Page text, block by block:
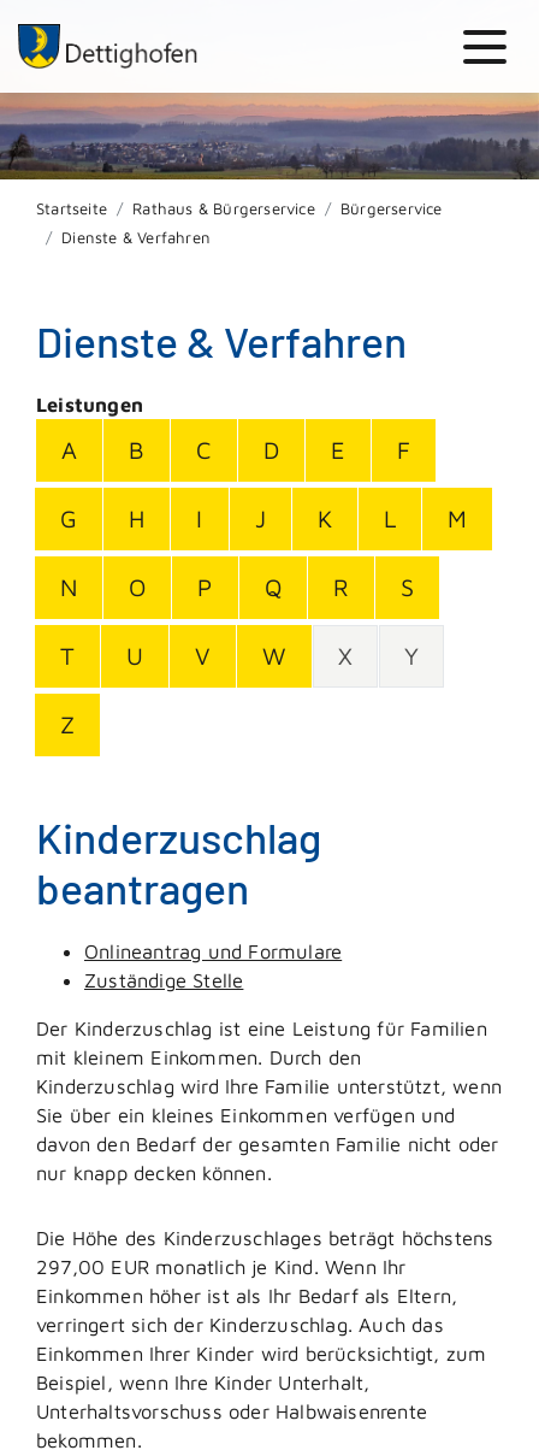
Startseite Rathaus & Bürgerservice
Bürgerservice
Dienste & Verfahren
Dienste & Verfahren
Leistungen
A B C D E F
G H I J K L M
N O P Q R S
T U V W X Y
Z
Kinderzuschlag
beantragen
Onlineantrag und Formulare
Zuständige Stelle
Der Kinderzuschlag ist eine Leistung für Familien
mit kleinem Einkommen. Durch den
Kinderzuschlag wird Ihre Familie unterstützt, wenn
Sie über ein kleines Einkommen verfügen und
davon den Bedarf der gesamten Familie nicht oder
nur knapp decken können.
Die Höhe des Kinderzuschlages beträgt höchstens
297,00 EUR monatlich je Kind. Wenn Ihr
Einkommen höher ist als Ihr Bedarf als Eltern,
verringert sich der Kinderzuschlag. Auch das
Einkommen Ihrer Kinder wird berücksichtigt, zum
Beispiel, wenn Ihre Kinder Unterhalt,
Unterhaltsvorschuss oder Halbwaisenrente
bekommen.